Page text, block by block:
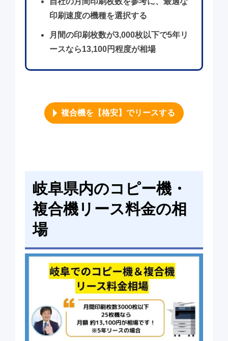
印刷速度の機種を選択する
月間の印刷枚数が3,000枚以下で5年リ
ースなら13,100円程度が相場
複合機を【格安】でリースする
岐阜県内のコピー機・
複合機リース料金の相
場